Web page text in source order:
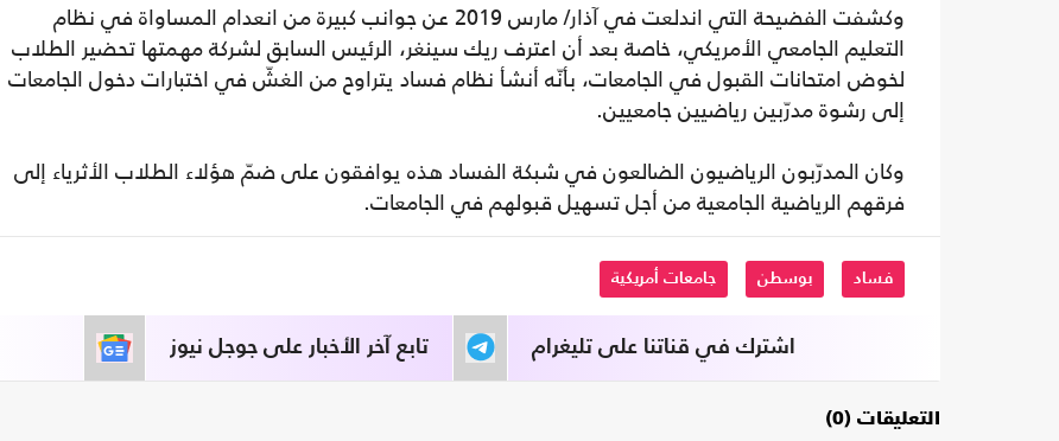
وكشفت الفضيحة التي اندلعت في آذار/ مارس 2019 عن جوانب كبيرة من انعدام المساواة في نظام
التعليم الجامعي الأمريكي، خاصة بعد أن اعترف ريك سينغر، الرئيس السابق لشركة مهمتها تحضير الطلاب
لخوض امتحانات القبول في الجامعات، بأنّه أنشأ نظام فساد يتراوح من الغشّ في اختبارات دخول الجامعات
إلى رشوة مدرّبين رياضيين جامعيين.
وكان المدرّبون الرياضيون الضالعون في شبكة الفساد هذه يوافقون على ضمّ هؤلاء الطلاب الأثرياء إلى
فرقهم الرياضية الجامعية من أجل تسهيل قبولهم في الجامعات.
فساد بوسطن جامعات أمريكية
تابع آخر الأخبار على جوجل نيوز اشترك في قناتنا على تليغرام
التعليقات (0)